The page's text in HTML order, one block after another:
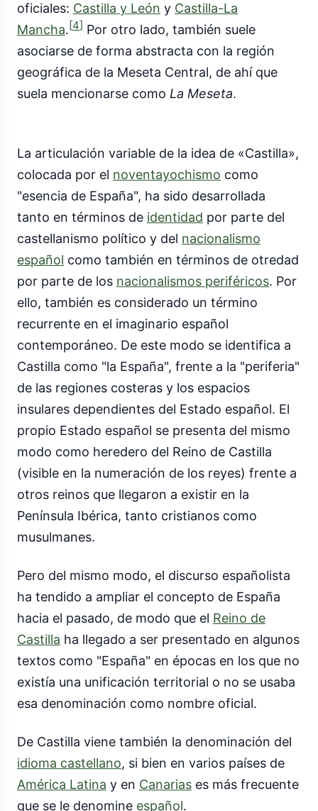
oficiales: Castilla y León y Castilla-La
Mancha. [4] Por otro lado, también suele
asociarse de forma abstracta con la región
geográfica de la Meseta Central, de ahí que
suela mencionarse como La Meseta.
La articulación variable de la idea de «Castilla»,
colocada por el noventayochismo como
"esencia de España", ha sido desarrollada
tanto en términos de identidad por parte del
castellanismo político y del nacionalismo
español como también en términos de otredad
por parte de los nacionalismos periféricos. Por
ello, también es considerado un término
recurrente en el imaginario español
contemporáneo. De este modo se identifica a
Castilla como "la España", frente a la "periferia"
de las regiones costeras y los espacios
insulares dependientes del Estado español. El
propio Estado español se presenta del mismo
modo como heredero del Reino de Castilla
(visible en la numeración de los reyes) frente a
otros reinos que llegaron a existir en la
Península Ibérica, tanto cristianos como
musulmanes.
Pero del mismo modo, el discurso españolista
ha tendido a ampliar el concepto de España
hacia el pasado, de modo que el Reino de
Castilla ha llegado a ser presentado en algunos
textos como "España" en épocas en los que no
existía una unificación territorial o no se usaba
esa denominación como nombre oficial.
De Castilla viene también la denominación del
idioma castellano, si bien en varios países de
América Latina y en Canarias es más frecuente
que se le denomine español.